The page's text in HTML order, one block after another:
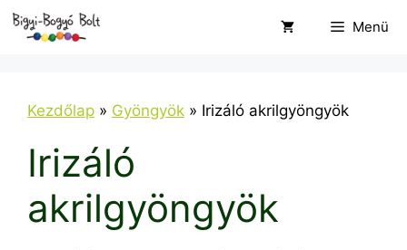
Kilépés
Menü
Kezdőlap » Gyöngyök » Irizáló akrilgyöngyök
Irizáló
akrilgyöngyök